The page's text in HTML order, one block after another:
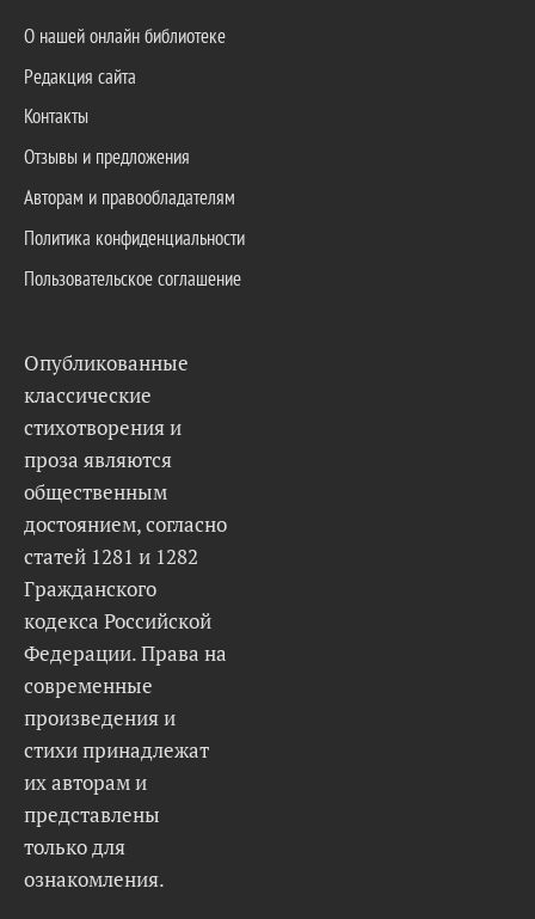
О нашей онлайн библиотеке
Редакция сайта
Контакты
Отзывы и предложения
Авторам и правообладателям
Политика конфиденциальности
Пользовательское соглашение
Опубликованные
классические
стихотворения и
проза являются
общественным
достоянием, согласно
статей 1281 и 1282
Гражданского
кодекса Российской
Федерации. Права на
современные
произведения и
стихи принадлежат
их авторам и
представлены
только для
ознакомления.